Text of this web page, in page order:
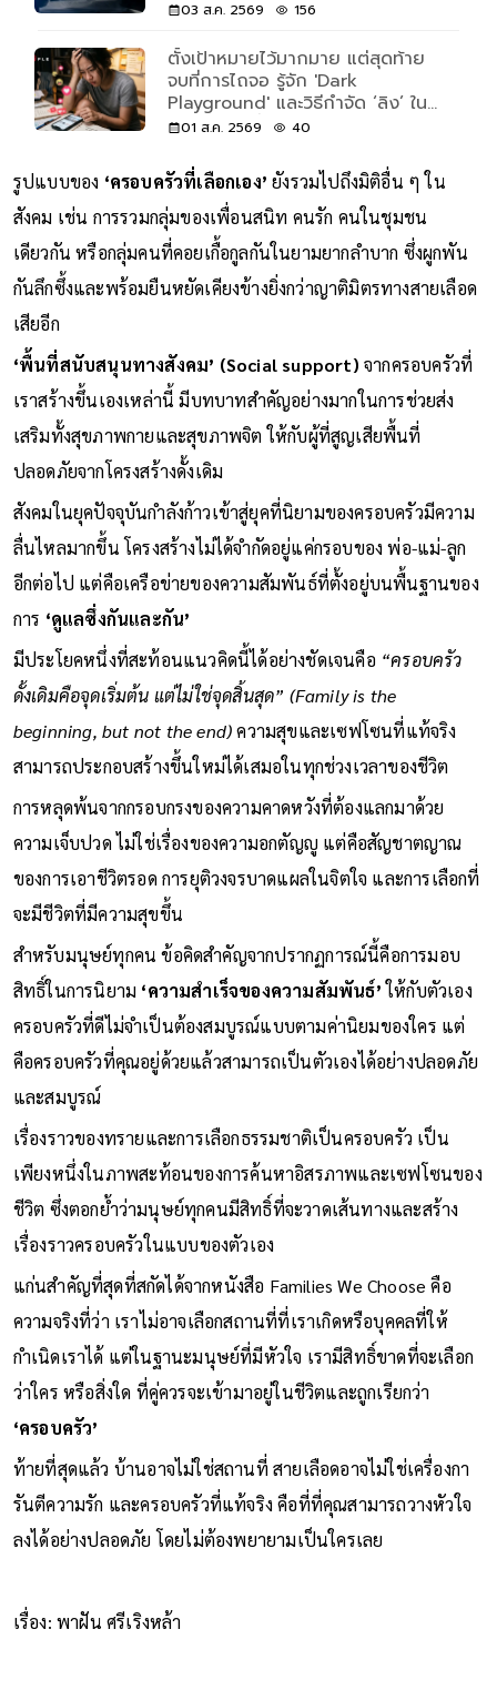
03 ส.ค. 2569 156
ตั้งเป้าหมายไว้มากมาย แต่สุดท้าย
จบที่การไถจอ รู้จัก 'Dark
Playground' และวิธีกำจัด ‘ลิง’ ใน
หัว ลูปนรกที่ทำให้เราไม่พัฒนาไปไหน
01 ส.ค. 2569 40
รูปแบบของ ‘ครอบครัวที่เลือกเอง’ยังรวมไปถึงมิติอื่น ๆ ใน
สังคม เช่น การรวมกลุ่มของเพื่อนสนิท คนรัก คนในชุมชน
เดียวกัน หรือกลุ่มคนที่คอยเกื้อกูลกันในยามยากลำบาก ซึ่งผูกพัน
กันลึกซึ้งและพร้อมยืนหยัดเคียงข้างยิ่งกว่าญาติมิตรทางสายเลือด
เสียอีก
‘พื้นที่สนับสนุนทางสังคม’ (Social support)จากครอบครัวที่
เราสร้างขึ้นเองเหล่านี้ มีบทบาทสำคัญอย่างมากในการช่วยส่ง
เสริมทั้งสุขภาพกายและสุขภาพจิต ให้กับผู้ที่สูญเสียพื้นที่
ปลอดภัยจากโครงสร้างดั้งเดิม
สังคมในยุคปัจจุบันกำลังก้าวเข้าสู่ยุคที่นิยามของครอบครัวมีความ
ลื่นไหลมากขึ้น โครงสร้างไม่ได้จำกัดอยู่แค่กรอบของ พ่อ-แม่-ลูก
อีกต่อไป แต่คือเครือข่ายของความสัมพันธ์ที่ตั้งอยู่บนพื้นฐานของ
การ ‘ดูแลซึ่งกันและกัน’
มีประโยคหนึ่งที่สะท้อนแนวคิดนี้ได้อย่างชัดเจนคือ “ครอบครัว
ดั้งเดิมคือจุดเริ่มต้น แต่ไม่ใช่จุดสิ้นสุด” (Family is the
beginning, but not the end)ความสุขและเซฟโซนที่แท้จริง
สามารถประกอบสร้างขึ้นใหม่ได้เสมอในทุกช่วงเวลาของชีวิต
การหลุดพ้นจากกรอบกรงของความคาดหวังที่ต้องแลกมาด้วย
ความเจ็บปวด ไม่ใช่เรื่องของความอกตัญญู แต่คือสัญชาตญาณ
ของการเอาชีวิตรอด การยุติวงจรบาดแผลในจิตใจ และการเลือกที่
จะมีชีวิตที่มีความสุขขึ้น
สำหรับมนุษย์ทุกคน ข้อคิดสำคัญจากปรากฏการณ์นี้คือการมอบ
สิทธิ์ในการนิยาม ‘ความสำเร็จของความสัมพันธ์’ให้กับตัวเอง
ครอบครัวที่ดีไม่จำเป็นต้องสมบูรณ์แบบตามค่านิยมของใคร แต่
คือครอบครัวที่คุณอยู่ด้วยแล้วสามารถเป็นตัวเองได้อย่างปลอดภัย
และสมบูรณ์
เรื่องราวของทรายและการเลือกธรรมชาติเป็นครอบครัว เป็น
เพียงหนึ่งในภาพสะท้อนของการค้นหาอิสรภาพและเซฟโซนของ
ชีวิต ซึ่งตอกย้ำว่ามนุษย์ทุกคนมีสิทธิ์ที่จะวาดเส้นทางและสร้าง
เรื่องราวครอบครัวในแบบของตัวเอง
แก่นสำคัญที่สุดที่สกัดได้จากหนังสือ Families We Choose คือ
ความจริงที่ว่า เราไม่อาจเลือกสถานที่ที่เราเกิดหรือบุคคลที่ให้
กำเนิดเราได้ แต่ในฐานะมนุษย์ที่มีหัวใจ เรามีสิทธิ์ขาดที่จะเลือก
ว่าใคร หรือสิ่งใด ที่คู่ควรจะเข้ามาอยู่ในชีวิตและถูกเรียกว่า
‘ครอบครัว’
ท้ายที่สุดแล้ว บ้านอาจไม่ใช่สถานที่ สายเลือดอาจไม่ใช่เครื่องกา
รันตีความรัก และครอบครัวที่แท้จริง คือที่ที่คุณสามารถวางหัวใจ
ลงได้อย่างปลอดภัย โดยไม่ต้องพยายามเป็นใครเลย
เรื่อง: พาฝัน ศรีเริงหล้า